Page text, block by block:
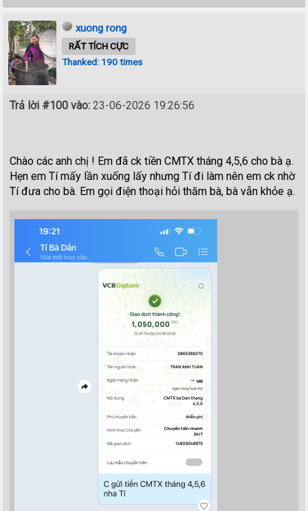
xuong rong
RẤT TÍCH CỰC
Thanked: 190 times
Trả lời #100 vào: 23-06-2026 19:26:56
Chào các anh chị ! Em đã ck tiền CMTX tháng 4,5,6 cho bà ạ.
Hẹn em Tí mấy lần xuống lấy nhưng Tí đi làm nên em ck nhờ
Tí đưa cho bà. Em gọi điện thoại hỏi thăm bà, bà vẫn khỏe ạ.